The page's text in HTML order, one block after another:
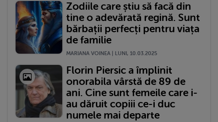
Zodiile care știu să facă din
tine o adevărată regină. Sunt
bărbații perfecți pentru viața
de familie
MARIANA VOINEA | LUNI, 10.03.2025
Florin Piersic a împlinit
onorabila vârstă de 89 de
ani. Cine sunt femeile care i-
au dăruit copiii ce-i duc
numele mai departe